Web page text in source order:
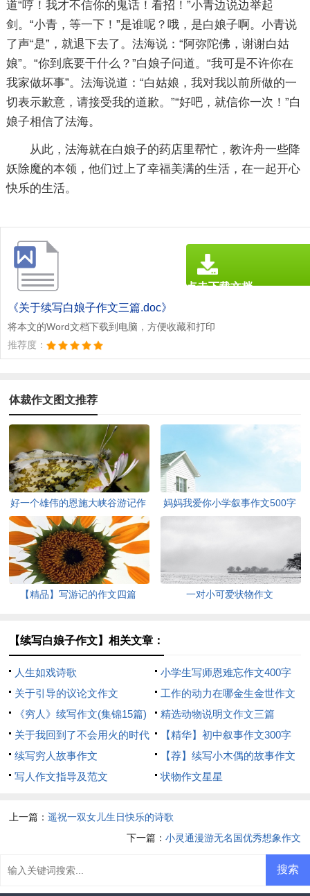
道“哼！我才不信你的鬼话！看招！”小青边说边举起
剑。“小青，等一下！”是谁呢？哦，是白娘子啊。小青说
了声“是”，就退下去了。法海说：“阿弥陀佛，谢谢白姑
娘”。“你到底要干什么？”白娘子问道。“我可是不许你在
我家做坏事”。法海说道：“白姑娘，我对我以前所做的一
切表示歉意，请接受我的道歉。”“好吧，就信你一次！”白
娘子相信了法海。
从此，法海就在白娘子的药店里帮忙，教许舟一些降
妖除魔的本领，他们过上了幸福美满的生活，在一起开心
快乐的生活。
《关于续写白娘子作文三篇.doc》
将本文的Word文档下载到电脑，方便收藏和打印
推荐度：
点击下载文档
体裁作文图文推荐
好一个雄伟的恩施大峡谷游记作
文
妈妈我爱你小学叙事作文500字
【精品】写游记的作文四篇 一对小可爱状物作文
【续写白娘子作文】相关文章：
人生如戏诗歌
小学生写师恩难忘作文400字
关于引导的议论文作文
工作的动力在哪金生金世作文
写作材料
《穷人》续写作文(集锦15篇)
精选动物说明文作文三篇
关于我回到了不会用火的时代
想象作文
【精华】初中叙事作文300字
五篇
续写穷人故事作文
【荐】续写小木偶的故事作文
写人作文指导及范文
状物作文星星
上一篇：遥祝一双女儿生日快乐的诗歌
下一篇： 小灵通漫游无名国优秀想象作文